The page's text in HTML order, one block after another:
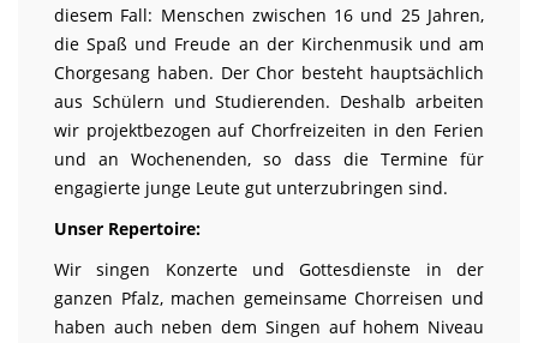
diesem Fall: Menschen zwischen 16 und 25 Jahren,
die Spaß und Freude an der Kirchenmusik und am
Chorgesang haben. Der Chor besteht hauptsächlich
aus Schülern und Studierenden. Deshalb arbeiten
wir projektbezogen auf Chorfreizeiten in den Ferien
und an Wochenenden, so dass die Termine für
engagierte junge Leute gut unterzubringen sind.
Unser Repertoire:
Wir singen Konzerte und Gottesdienste in der
ganzen Pfalz, machen gemeinsame Chorreisen und
haben auch neben dem Singen auf hohem Niveau